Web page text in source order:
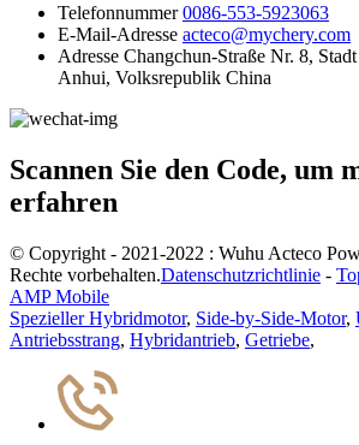
Telefonnummer 0086-553-5923063
E-Mail-Adresse acteco@mychery.com
Adresse Changchun-Straße Nr. 8,
Anhui, Volksrepublik China
Scannen Sie den Code, um
erfahren
© Copyright - 2021-2022 : Wuhu Acteco
Rechte vorbehalten.Datenschutzrichtlinie -
AMP Mobile
Spezieller Hybridmotor, Side-by-Side-Motor,
Antriebsstrang, Hybridantrieb, Getriebe,